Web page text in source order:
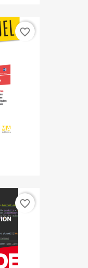
favorite_border
favorite_border